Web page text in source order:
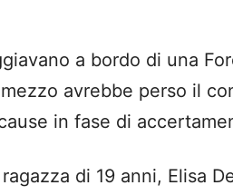
a bordo di una
avrebbe perso il
in fase di
di 19 anni, Elisa